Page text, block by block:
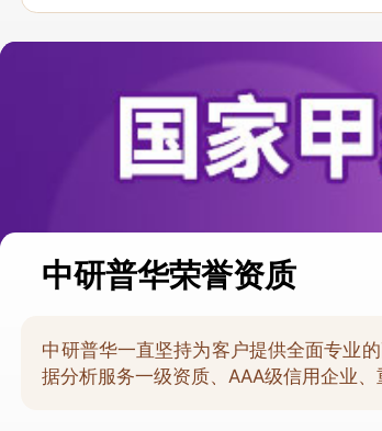
的种种细节，及时细致缜密地协助与项
部沟通、探讨和完善...
中研普华荣誉资质
中研普华一直坚持为客户提供全面专业
据分析服务一级资质、AAA级信用企业